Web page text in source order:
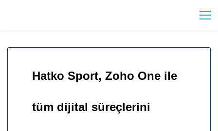
Hatko Sport, Zoho One ile
tüm dijital süreçlerini